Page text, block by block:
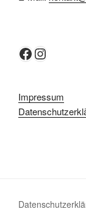
Facebook
Instagram
Impressum